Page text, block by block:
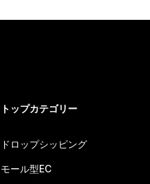
トップカテゴリー
ドロップシッピング
モール型EC